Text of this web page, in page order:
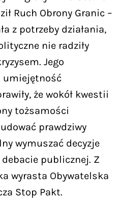
Ruch Obrony Granic –
z potrzeby działania,
nie radziły
Jego
umiejętność
że wokół kwestii
tożsamości
prawdziwy
wymuszać decyzje
publicznej. Z
wyrasta Obywatelska
Stop Pakt.